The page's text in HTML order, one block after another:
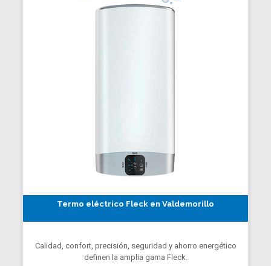
Termo eléctrico Fleck en Valdemorillo
Calidad, confort, precisión, seguridad y ahorro energético
definen la amplia gama Fleck.